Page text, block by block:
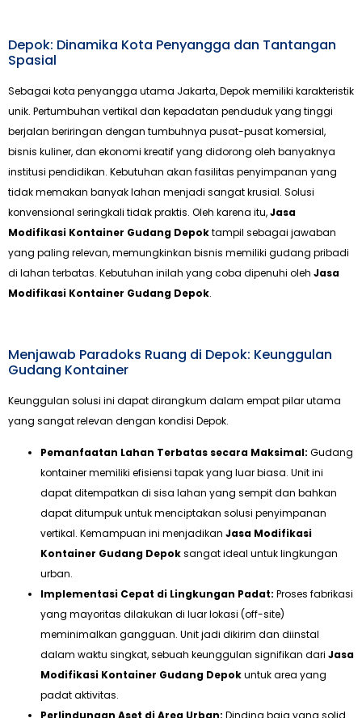
Depok: Dinamika Kota Penyangga dan Tantangan
Spasial
Sebagai kota penyangga utama Jakarta, Depok memiliki karakteristik
unik. Pertumbuhan vertikal dan kepadatan penduduk yang tinggi
berjalan beriringan dengan tumbuhnya pusat-pusat komersial,
bisnis kuliner, dan ekonomi kreatif yang didorong oleh banyaknya
institusi pendidikan. Kebutuhan akan fasilitas penyimpanan yang
tidak memakan banyak lahan menjadi sangat krusial. Solusi
konvensional seringkali tidak praktis. Oleh karena itu,Jasa
Modifikasi Kontainer Gudang Depoktampil sebagai jawaban
yang paling relevan, memungkinkan bisnis memiliki gudang pribadi
di lahan terbatas. Kebutuhan inilah yang coba dipenuhi oleh Jasa
Modifikasi Kontainer Gudang Depok.
Menjawab Paradoks Ruang di Depok: Keunggulan
Gudang Kontainer
Keunggulan solusi ini dapat dirangkum dalam empat pilar utama
yang sangat relevan dengan kondisi Depok.
Pemanfaatan Lahan Terbatas secara Maksimal: Gudang
kontainer memiliki efisiensi tapak yang luar biasa. Unit ini
dapat ditempatkan di sisa lahan yang sempit dan bahkan
dapat ditumpuk untuk menciptakan solusi penyimpanan
vertikal. Kemampuan ini menjadikan Jasa Modifikasi
Kontainer Gudang Depoksangat ideal untuk lingkungan
urban.
Implementasi Cepat di Lingkungan Padat: Proses fabrikasi
yang mayoritas dilakukan di luar lokasi (off-site)
meminimalkan gangguan. Unit jadi dikirim dan diinstal
dalam waktu singkat, sebuah keunggulan signifikan dari Jasa
Modifikasi Kontainer Gudang Depokuntuk area yang
padat aktivitas.